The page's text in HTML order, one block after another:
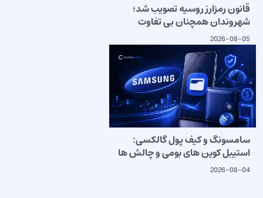
قانون رمزارز روسیه تصویب شد؛
شهروندان همچنان بی تفاوت
2026-08-05
سامسونگ و کیف پول گالکسی:
استیبل کوین های بومی و چالش ها
2026-08-04